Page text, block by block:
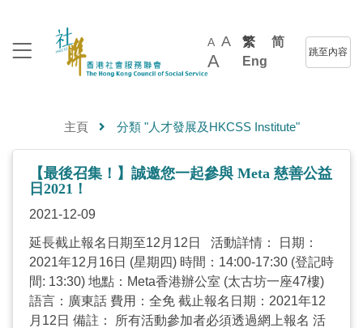
A A
A
繁
简
Eng
跳至內容
主頁 分類 "人才發展及HKCSS Institute"
【最後召集！】誠邀您一起參與 Meta 慈善公益
日2021！
2021-12-09
延長截止報名日期至12月12日 活動詳情： 日期：
2021年12月16日 (星期四) 時間：14:00-17:30 (登記時
間: 13:30) 地點：Meta香港辦公室 (太古坊一座47樓)
語言：廣東話 費用：全免 截止報名日期：2021年12
月12日 備註： 所有活動參加者必須透過網上報名 活